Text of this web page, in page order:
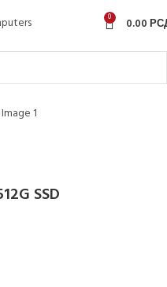
0 0.00
SSD